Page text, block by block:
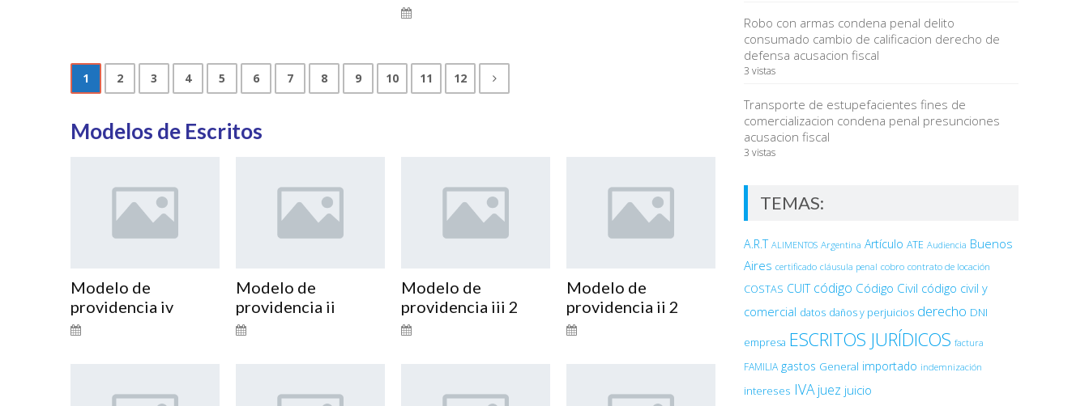
1 2 3 4 5 6 7 8 9 10 11 12
Modelos de Escritos
Modelo de
providencia iv
Modelo de
providencia ii
Modelo de
providencia iii 2
Modelo de
providencia ii 2
Robo con armas condena penal delito
consumado cambio de calificacion derecho de
defensa acusacion fiscal
3 vistas
Transporte de estupefacientes fines de
comercializacion condena penal presunciones
acusacion fiscal
3 vistas
TEMAS:
A.R.T ALIMENTOS Argentina Artículo ATE Audiencia Buenos
Aires certificado cláusula penal cobro contrato de locación
COSTAS CUIT código Código Civil código civil y
comercial datos daños y perjuicios derecho DNI
empresa ESCRITOS JURÍDICOS factura
FAMILIA gastos General importado indemnización
intereses IVA juez juicio